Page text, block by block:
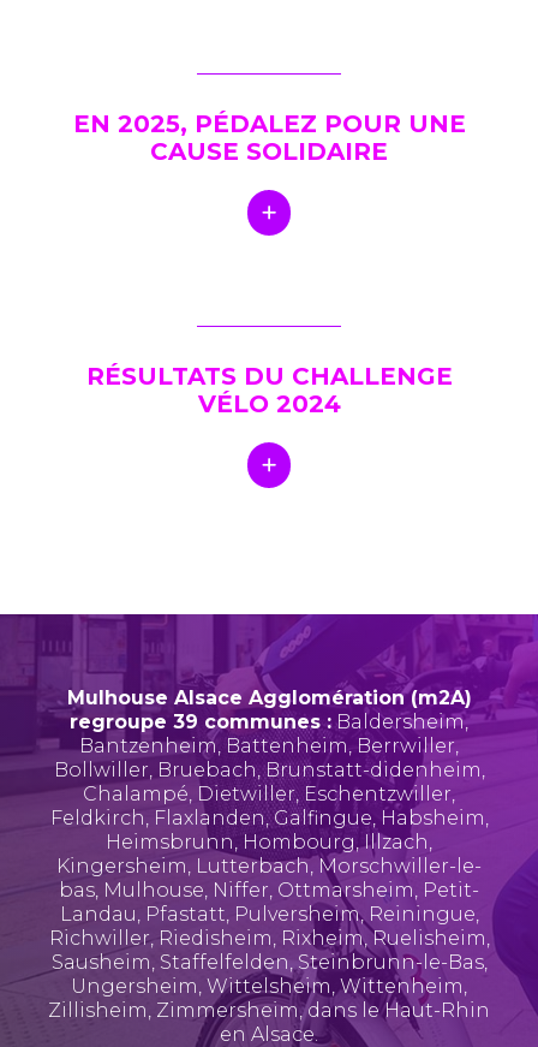
EN 2025, PÉDALEZ POUR UNE
CAUSE SOLIDAIRE
RÉSULTATS DU CHALLENGE
VÉLO 2024
Mulhouse Alsace Agglomération (m2A)
regroupe 39 communes : Baldersheim,
Bantzenheim, Battenheim, Berrwiller,
Bollwiller, Bruebach,Brunstatt-didenheim,
Chalampé, Dietwiller, Eschentzwiller,
Feldkirch, Flaxlanden,Galfingue, Habsheim,
Heimsbrunn, Hombourg,Illzach,
Kingersheim, Lutterbach, Morschwiller-le-
bas, Mulhouse, Niffer, Ottmarsheim, Petit-
Landau, Pfastatt, Pulversheim, Reiningue,
Richwiller, Riedisheim, Rixheim,Ruelisheim,
Sausheim, Staffelfelden, Steinbrunn-le-Bas,
Ungersheim, Wittelsheim,Wittenheim,
Zillisheim, Zimmersheim, dans le Haut-Rhin
en Alsace.